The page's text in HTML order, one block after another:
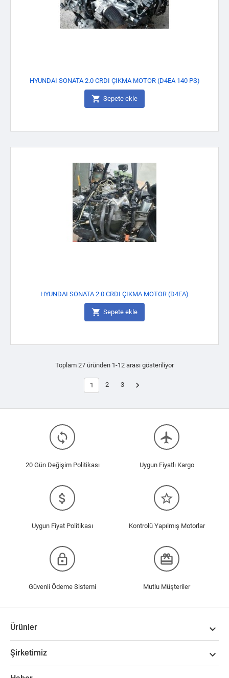
HYUNDAI SONATA 2.0 CRDI ÇIKMA MOTOR (D4EA 140 PS)
 Sepete ekle
HYUNDAI SONATA 2.0 CRDI ÇIKMA MOTOR (D4EA)
 Sepete ekle
Toplam 27 üründen 1-12 arası gösteriliyor
1 2 3 
loop
20 Gün Değişim Politikası
flight
Uygun Fiyatlı Kargo
attach_money
Uygun Fiyat Politikası
star_border
Kontrolü Yapılmış Motorlar
lock_outline
Güvenli Ödeme Sistemi
redeem
Mutlu Müşteriler
Ürünler 
Şirketimiz 